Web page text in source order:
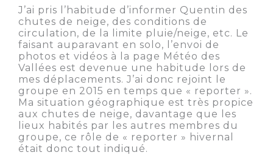
J’ai pris l’habitude d’informer Quentin des
chutes de neige, des conditions de
circulation, de la limite pluie/neige, etc. Le
faisant auparavant en solo, l’envoi de
photos et vidéos à la page Météo des
Vallées est devenue une habitude lors de
mes déplacements. J’ai donc rejoint le
groupe en 2015 en temps que « reporter ».
Ma situation géographique est très propice
aux chutes de neige, davantage que les
lieux habités par les autres membres du
groupe, ce rôle de « reporter » hivernal
était donc tout indiqué.